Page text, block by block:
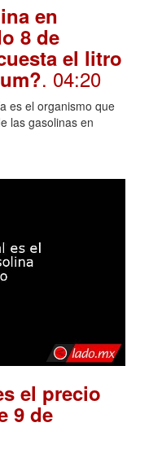
en
8 de
el litro
. 04:20
es el organismo que
las gasolinas en
el precio
9 de